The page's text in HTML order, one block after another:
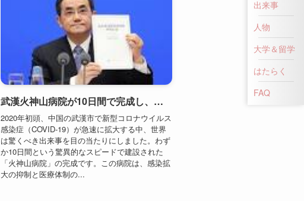
2020年初頭、中国の武漢市で新型コロナウイルス
感染症（COVID-19）が急速に拡大する中、世界
は驚くべき出来事を目の当たりにしました。わず
か10日間という驚異的なスピードで建設された
「火神山病院」の完成です。この病院は、感染拡
大の抑制と医療体制の...
出来事
人物
大学＆留学
はたらく
FAQ